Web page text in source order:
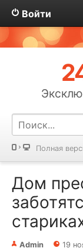
Войти
Полная
Дом
Admin 19